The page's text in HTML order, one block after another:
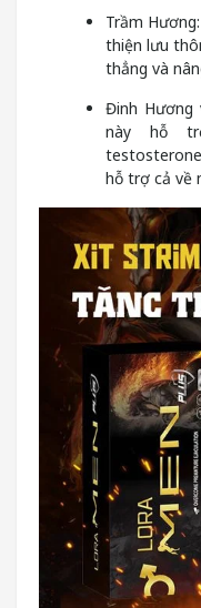
Trầm
thiện lưu
thẳng và
Đinh Hương
này hỗ
hỗ trợ cả về